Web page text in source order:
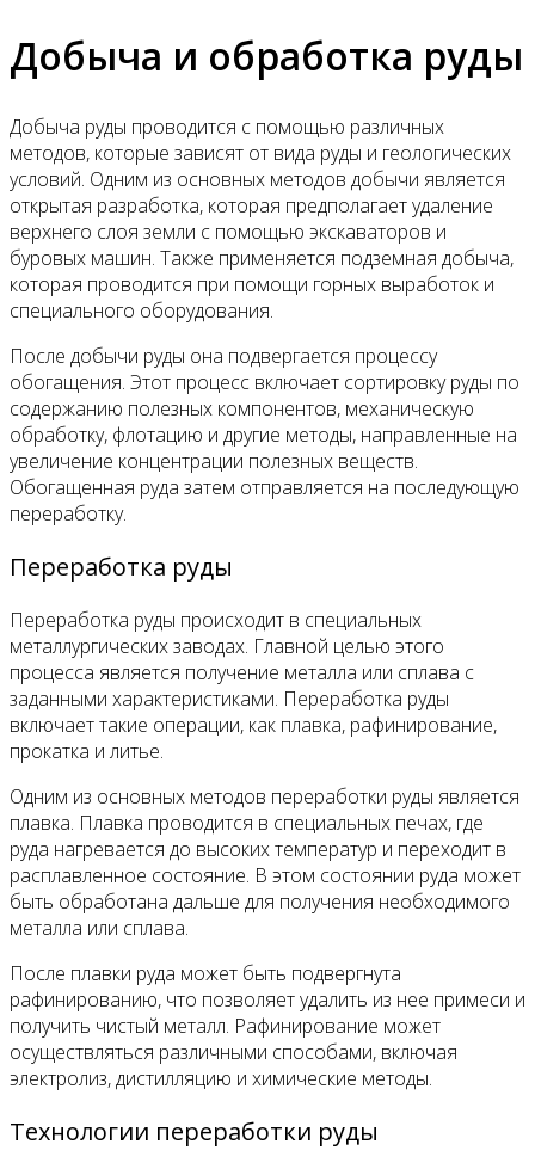
Добыча и обработка руды
Добыча руды проводится с помощью различных
методов, которые зависят от вида руды и геологических
условий. Одним из основных методов добычи является
открытая разработка, которая предполагает удаление
верхнего слоя земли с помощью экскаваторов и
буровых машин. Также применяется подземная добыча,
которая проводится при помощи горных выработок и
специального оборудования.
После добычи руды она подвергается процессу
обогащения. Этот процесс включает сортировку руды по
содержанию полезных компонентов, механическую
обработку, флотацию и другие методы, направленные на
увеличение концентрации полезных веществ.
Обогащенная руда затем отправляется на последующую
переработку.
Переработка руды
Переработка руды происходит в специальных
металлургических заводах. Главной целью этого
процесса является получение металла или сплава с
заданными характеристиками. Переработка руды
включает такие операции, как плавка, рафинирование,
прокатка и литье.
Одним из основных методов переработки руды является
плавка. Плавка проводится в специальных печах, где
руда нагревается до высоких температур и переходит в
расплавленное состояние. В этом состоянии руда может
быть обработана дальше для получения необходимого
металла или сплава.
После плавки руда может быть подвергнута
рафинированию, что позволяет удалить из нее примеси и
получить чистый металл. Рафинирование может
осуществляться различными способами, включая
электролиз, дистилляцию и химические методы.
Технологии переработки руды